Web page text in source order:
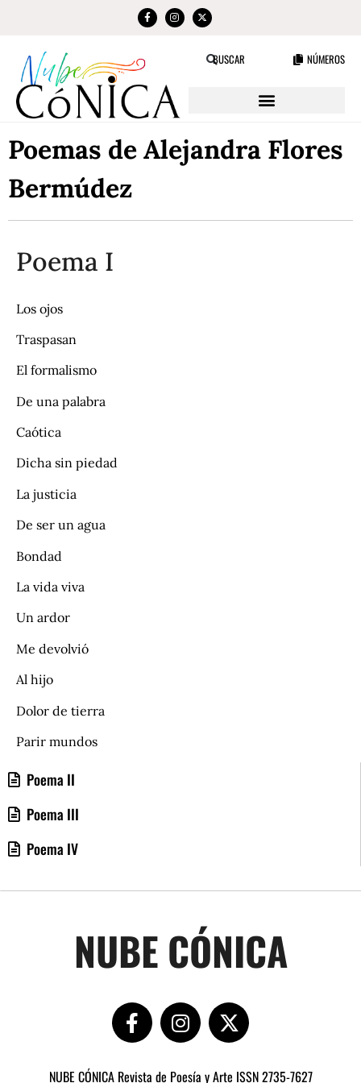
BUSCAR NÚMEROS
Poemas de Alejandra Flores
Bermúdez
Poema II
Poema III
Poema IV
Poema I
Los ojos
Traspasan
El formalismo
De una palabra
Caótica
Dicha sin piedad
La justicia
De ser un agua
Bondad
La vida viva
Un ardor
Me devolvió
Al hijo
Dolor de tierra
Parir mundos
NUBE CÓNICA
NUBE CÓNICA Revista de Poesía y Arte ISSN 2735-7627